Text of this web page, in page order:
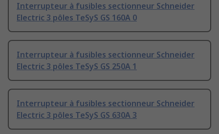
Interrupteur à fusibles sectionneur Schneider
Electric 3 pôles TeSyS GS 160A 0
Interrupteur à fusibles sectionneur Schneider
Electric 3 pôles TeSyS GS 250A 1
Interrupteur à fusibles sectionneur Schneider
Electric 3 pôles TeSyS GS 630A 3